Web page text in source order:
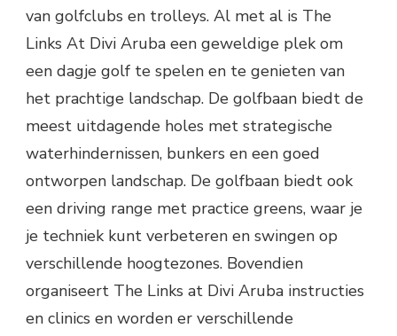
van golfclubs en trolleys. Al met al is The
Links At Divi Aruba een geweldige plek om
een dagje golf te spelen en te genieten van
het prachtige landschap. De golfbaan biedt de
meest uitdagende holes met strategische
waterhindernissen, bunkers en een goed
ontworpen landschap. De golfbaan biedt ook
een driving range met practice greens, waar je
je techniek kunt verbeteren en swingen op
verschillende hoogtezones. Bovendien
organiseert The Links at Divi Aruba instructies
en clinics en worden er verschillende